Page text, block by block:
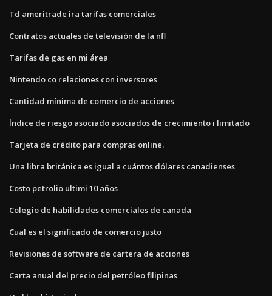
Td ameritrade ira tarifas comerciales
Contratos actuales de televisión de la nfl
Tarifas de gas en mi área
Nintendo co relaciones con inversores
Cantidad mínima de comercio de acciones
Índice de riesgo asociado asociados de crecimiento i limitado
Tarjeta de crédito para compras online.
Una libra británica es igual a cuántos dólares canadienses
Costo petrolio ultimi 10 años
Colegio de habilidades comerciales de canada
Cual es el significado de comercio justo
Revisiones de software de cartera de acciones
Carta anual del precio del petróleo filipinas